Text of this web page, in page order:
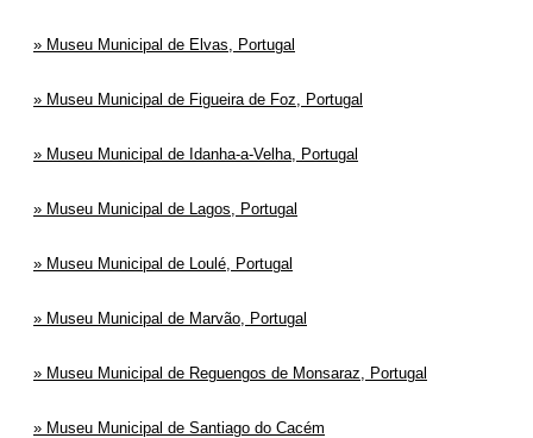
Museu Municipal de Elvas, Portugal
Museu Municipal de Figueira de Foz, Portugal
Museu Municipal de Idanha-a-Velha, Portugal
Museu Municipal de Lagos, Portugal
Museu Municipal de Loulé, Portugal
Museu Municipal de Marvão, Portugal
Museu Municipal de Reguengos de Monsaraz, Portugal
Museu Municipal de Santiago do Cacém